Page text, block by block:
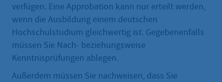
verfügen. Eine Approbation kann nur erteilt werden,
wenn die Ausbildung einem deutschen
Hochschulstudium gleichwertig ist. Gegebenenfalls
müssen Sie Nach- beziehungsweise
Kenntnisprüfungen ablegen.
Außerdem müssen Sie nachweisen, dass Sie